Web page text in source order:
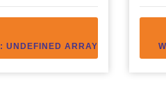
: UNDEFINED ARRAY KEY